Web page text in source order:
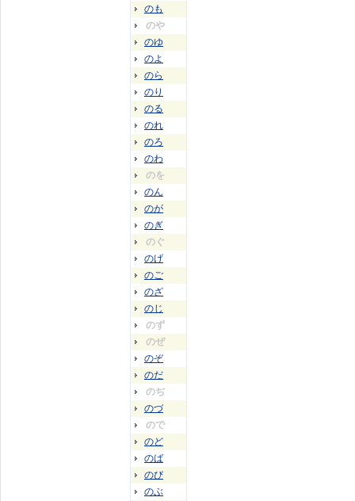
のも
のや
のゆ
のよ
のら
のり
のる
のれ
のろ
のわ
のを
のん
のが
のぎ
のぐ
のげ
のご
のざ
のじ
のず
のぜ
のぞ
のだ
のぢ
のづ
ので
のど
のば
のび
のぶ